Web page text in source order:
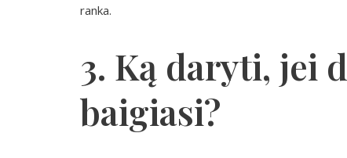
ranka.
3. Ką daryti, jei
baigiasi?